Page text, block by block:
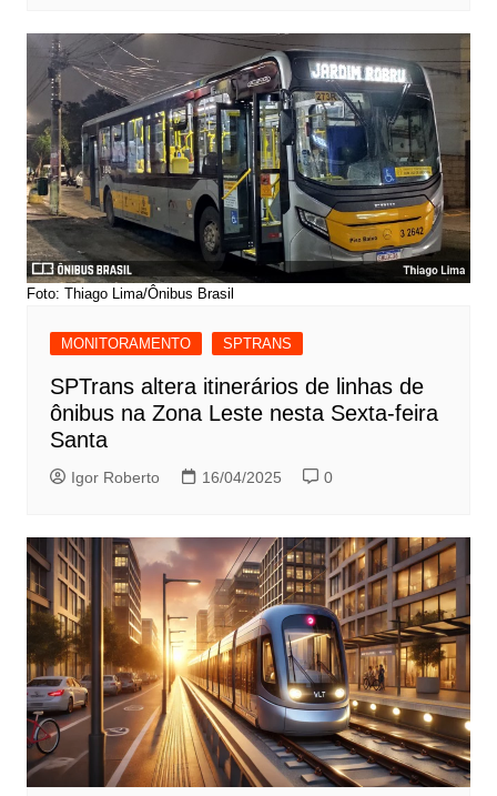
Foto: Thiago Lima/Ônibus Brasil
MONITORAMENTO SPTRANS
SPTrans altera itinerários de linhas de
ônibus na Zona Leste nesta Sexta-feira
Santa
Igor Roberto 16/04/2025 0